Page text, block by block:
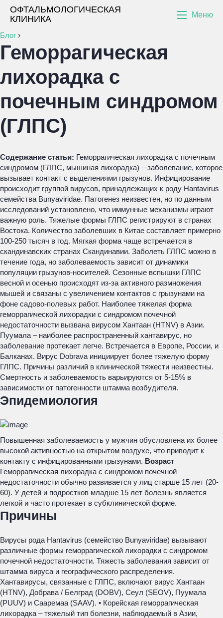
ОФТАЛЬМОЛОГИЧЕСКАЯ
КЛИНИКА
Меню
Блог ›
Геморрагическая
лихорадка с
почечным синдромом
(ГЛПС)
Содержание статьи: Геморрагическая лихорадка с почечным
синдромом (ГЛПС, мышиная лихорадка) – заболевание, которое
вызывает контакт с выделениями грызунов. Инфицирование
происходит группой вирусов, принадлежащих к роду Hantavirus
семейства Bunyaviridae. Патогенез неизвестен, но по данным
исследований установлено, что иммунные механизмы играют
важную роль. Тяжелые формы ГЛПС регистрируют в странах
Востока. Количество заболевших в Китае составляет примерно
100-250 тысяч в год. Мягкая форма чаще встречается в
скандинавских странах Скандинавии. Заболеть ГЛПС можно в
течение года, но заболеваемость зависит от динамики
популяции грызунов-носителей. Сезонные вспышки ГЛПС
весной и осенью происходят из-за активного размножения
мышей и связаны с увеличением контактов с грызунами на
фоне садово-полевых работ. Наиболее тяжелая форма
геморрагической лихорадки с синдромом почечной
недостаточности вызвана вирусом Хантаан (HTNV) в Азии.
Пуумала – наиболее распространенный хантавирус, но
заболевание протекает легче. Встречается в Европе, России, и
Балканах. Вирус Dobrava инициирует более тяжелую форму
ГЛПС. Причины различий в клинической тяжести неизвестны.
Смертность и заболеваемость варьируются от 5-15% в
зависимости от патогенности штамма возбудителя.
Эпидемиология
Повышенная заболеваемость у мужчин обусловлена их более
высокой активностью на открытом воздухе, что приводит к
контакту с инфицированными грызунами. Возраст
Геморрагическая лихорадка с синдромом почечной
недостаточности обычно развивается у лиц старше 15 лет (20-
60). У детей и подростков младше 15 лет болезнь является
легкой и часто протекает в субклинической форме.
Причины
Вирусы рода Hantavirus (семейство Bunyaviridae) вызывают
различные формы геморрагической лихорадки с синдромом
почечной недостаточности. Тяжесть заболевания зависит от
штамма вируса и географического распределения.
Хантавирусы, связанные с ГЛПС, включают вирус Хантаан
(HTNV), Добрава / Белград (DOBV), Сеул (SEOV), Пуумала
(PUUV) и Сааремаа (SAAV). • Корейская геморрагическая
лихорадка – тяжелый тип болезни, наблюдаемый в Азии,